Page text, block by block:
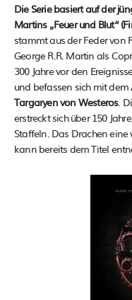
Die Serie basiert auf der
Martins „Feuer und Blut“
stammt aus der Feder von
George R.R. Martin als
300 Jahre vor den
und befassen sich mit dem
Targaryen von Westeros.
erstreckt sich über 150
Staffeln. Das Drachen eine
kann bereits dem Titel